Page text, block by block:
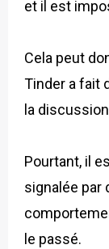
et il est
Cela peut
Tinder a fait
la
Pourtant, il
signalée par
le passé.